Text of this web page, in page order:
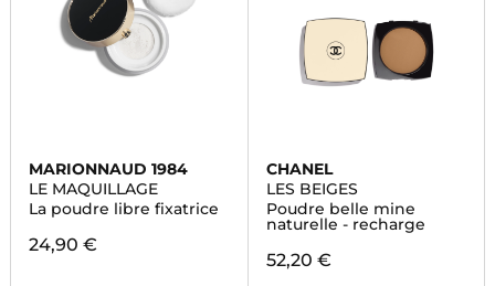
MARIONNAUD 1984
LE MAQUILLAGE
La poudre libre fixatrice
24,90 €
CHANEL
LES BEIGES
Poudre belle mine
naturelle - recharge
52,20 €